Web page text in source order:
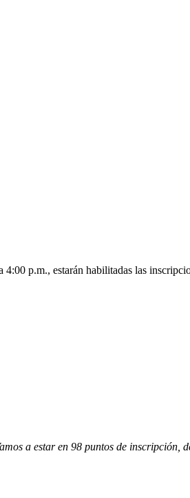
p.m., estarán habilitadas las
a estar en 98 puntos de